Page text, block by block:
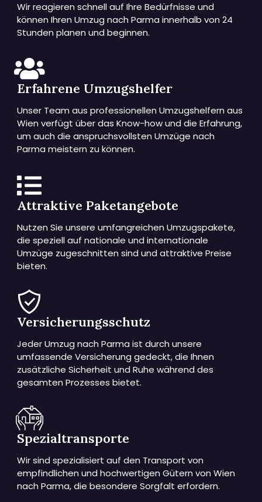
Wir reagieren schnell auf Ihre Bedürfnisse und
können Ihren Umzug nach Parma innerhalb von 24
Stunden planen und beginnen.
Erfahrene Umzugshelfer
Unser Team aus professionellen Umzugshelfern aus
Wien verfügt über das Know-how und die Erfahrung,
um auch die anspruchsvollsten Umzüge nach
Parma meistern zu können.
Attraktive Paketangebote
Nutzen Sie unsere umfangreichen Umzugspakete,
die speziell auf nationale und internationale
Umzüge zugeschnitten sind und attraktive Preise
bieten.
Versicherungsschutz
Jeder Umzug nach Parma ist durch unsere
umfassende Versicherung gedeckt, die Ihnen
zusätzliche Sicherheit und Ruhe während des
gesamten Prozesses bietet.
Spezialtransporte
Wir sind spezialisiert auf den Transport von
empfindlichen und hochwertigen Gütern von Wien
nach Parma, die besondere Sorgfalt erfordern.